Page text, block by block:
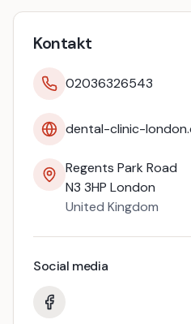
Kontakt
02036326543
dental-clinic-
Regents Park Road
N3 3HP London
United Kingdom
Social media